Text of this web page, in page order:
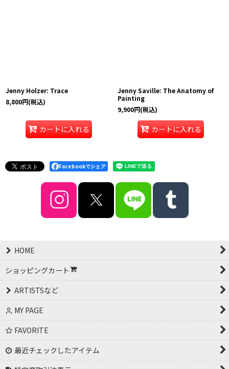
Jenny Holzer: Trace
8,800円(税込)
カートに入れる
Jenny Saville: The Anatomy of
Painting
9,900円(税込)
カートに入れる
Facebookでシェア
HOME
ショッピングカート
ARTISTSなど
MY PAGE
FAVORITE
最近チェックしたアイテム